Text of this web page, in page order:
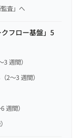
査」へ
フロー基盤」5
週間）
2〜3 週間）
週間）